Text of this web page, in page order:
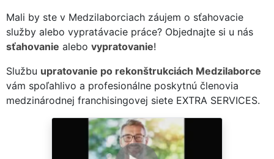
Mali by ste v Medzilaborciach záujem o sťahovacie
služby alebo vypratávacie práce? Objednajte si u nás
sťahovanie alebo vypratovanie!
Službu upratovanie po rekonštrukciách Medzilaborce
vám spoľahlivo a profesionálne poskytnú členovia
medzinárodnej franchisingovej siete EXTRA SERVICES.